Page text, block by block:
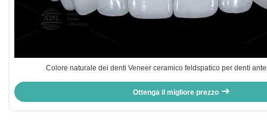
Colore naturale dei denti Veneer ceramico feldspatico per denti
Ottenga il migliore prezzo